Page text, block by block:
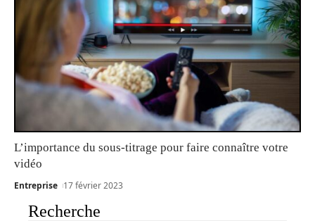
L’importance du sous-titrage pour faire connaître votre
vidéo
Entreprise 17 février 2023
Recherche